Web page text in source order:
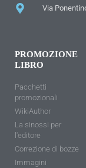
Via
PROMOZIONE
LIBRO
Pacchetti
promozionali
WikiAuthor
La sinossi per
l'editore
Correzione di bozze
Immagini